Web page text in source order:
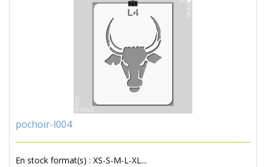
pochoir-l004
En stock format(s) : XS-S-M-L-XL...